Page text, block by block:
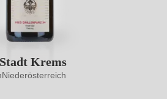
Krems
Niederösterreich